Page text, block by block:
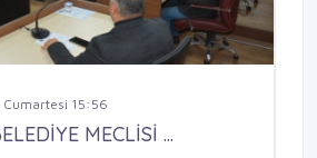
15:56
MECLİSİ ...